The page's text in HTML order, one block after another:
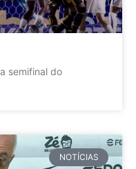
semifinal do
NOTÍCIAS